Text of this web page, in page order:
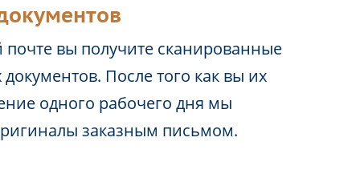
почте вы получите сканированные
После того как вы их
одного рабочего дня мы
заказным письмом.